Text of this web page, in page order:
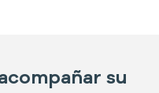
su